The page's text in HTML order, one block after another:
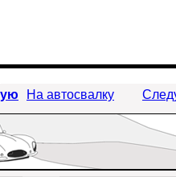
На автосвалку